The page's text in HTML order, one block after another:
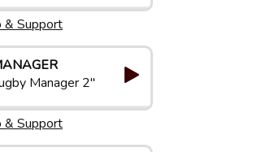
& Support
Manager 2"
& Support